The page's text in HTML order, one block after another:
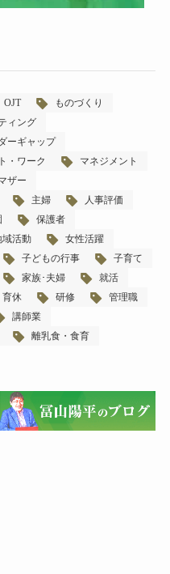
OJT
ものづくり
ィング
ーギャップ
・ワーク
マネジメント
ザー
主婦
人事評価
保護者
域活動
女性活躍
子どもの行事
子育て
家族･夫婦
就活
育休 研修
管理職
講師業
離乳食・食育